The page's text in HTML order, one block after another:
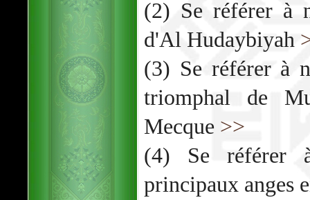
(2) Se référer à
d'Al Hudaybiyah
(3) Se référer à
triomphal de
Mecque >>
(4) Se référer
principaux anges